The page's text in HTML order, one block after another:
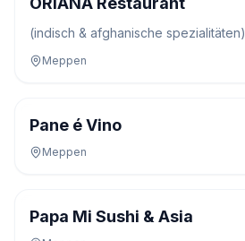
(indisch & afghanische spezialitäten)
Meppen
Pane é Vino
Meppen
Papa Mi Sushi & Asia